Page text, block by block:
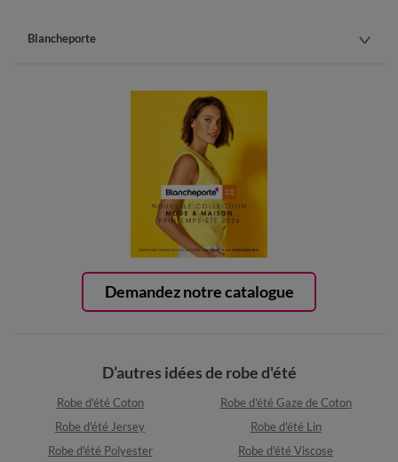
Demandez notre catalogue
Blancheporte
D’autres idées de robe d'été
Robe d'été Coton
Robe d'été Gaze de Coton
Robe d'été Jersey
Robe d'été Lin
Robe d'été Polyester
Robe d'été Viscose